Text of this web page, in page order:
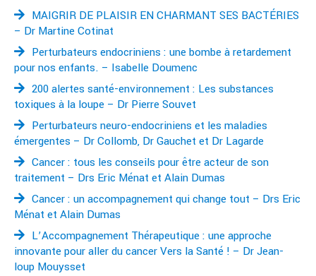
MAIGRIR DE PLAISIR EN CHARMANT SES BACTÉRIES
– Dr Martine Cotinat
Perturbateurs endocriniens : une bombe à retardement
pour nos enfants. – Isabelle Doumenc
200 alertes santé-environnement : Les substances
toxiques à la loupe – Dr Pierre Souvet
Perturbateurs neuro-endocriniens et les maladies
émergentes – Dr Collomb, Dr Gauchet et Dr Lagarde
Cancer : tous les conseils pour être acteur de son
traitement – Drs Eric Ménat et Alain Dumas
Cancer : un accompagnement qui change tout – Drs Eric
Ménat et Alain Dumas
L’Accompagnement Thérapeutique : une approche
innovante pour aller du cancer Vers la Santé ! – Dr Jean-
loup Mouysset